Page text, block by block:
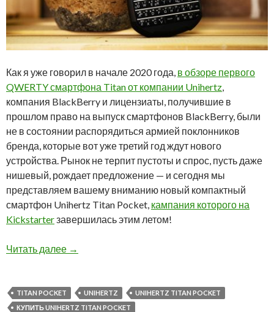
Как я уже говорил в начале 2020 года, в обзоре первого
QWERTY смартфона Titan от компании Unihertz
компания BlackBerry и лицензиаты, получившие в
прошлом право на выпуск смартфонов BlackBerry, были
не в состоянии распорядиться армией поклонников
бренда, которые вот уже третий год ждут нового
устройства. Рынок не терпит пустоты и спрос, пусть даже
нишевый, рождает предложение — и сегодня мы
представляем вашему вниманию новый компактный
смартфон Unihertz Titan Pocket, кампания которого на
Kiсkstarterзавершилась этим летом!
Читать далее Обзор Unihertz Titan Pocket уже на нашем
→
TITAN POCKET UNIHERTZ
UNIHERTZ TITAN POCKET
КУПИТЬ UNIHERTZ TITAN POCKET